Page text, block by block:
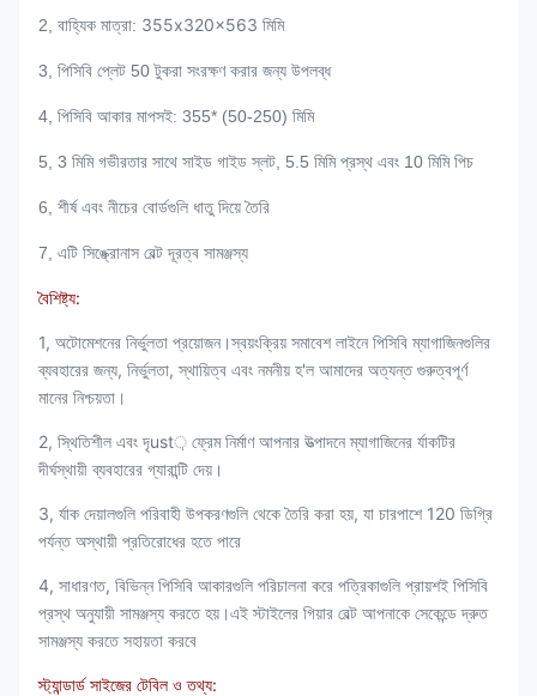
2, বাহ্যিক মাত্রা: 355x320x563 মিমি
3, পিসিবি প্লেট 50 টুকরা সংরক্ষণ করার জন্য উপলব্ধ
4, পিসিবি আকার মাপসই: 355* (50-250) মিমি
5, 3 মিমি গভীরতার সাথে সাইড গাইড স্লট, 5.5 মিমি প্রস্থ এবং 10 মিমি পিচ
6, শীর্ষ এবং নীচের বোর্ডগুলি ধাতু দিয়ে তৈরি
7, এটি সিঙ্ক্রোনাস বেল্ট দূরত্ব সামঞ্জস্য
বৈশিষ্ট্য:
1, অটোমেশনের নির্ভুলতা প্রয়োজন।স্বয়ংক্রিয় সমাবেশ লাইনে পিসিবি ম্যাগাজিনগুলির
ব্যবহারের জন্য, নির্ভুলতা, স্থায়িত্ব এবং নমনীয় হ'ল আমাদের অত্যন্ত গুরুত্বপূর্ণ
মানের নিশ্চয়তা।
2, স্থিতিশীল এবং দৃust় ফ্রেম নির্মাণ আপনার উত্পাদনে ম্যাগাজিনের র্যাকটির
দীর্ঘস্থায়ী ব্যবহারের গ্যারান্টি দেয়।
3, র্যাক দেয়ালগুলি পরিবাহী উপকরণগুলি থেকে তৈরি করা হয়, যা চারপাশে 120 ডিগ্রি
পর্যন্ত অস্থায়ী প্রতিরোধের হতে পারে
4, সাধারণত, বিভিন্ন পিসিবি আকারগুলি পরিচালনা করে পত্রিকাগুলি প্রায়শই পিসিবি
প্রস্থ অনুযায়ী সামঞ্জস্য করতে হয়।এই স্টাইলের গিয়ার বেল্ট আপনাকে সেকেন্ডে দ্রুত
সামঞ্জস্য করতে সহায়তা করবে
স্ট্যান্ডার্ড সাইজের টেবিল ও তথ্য: